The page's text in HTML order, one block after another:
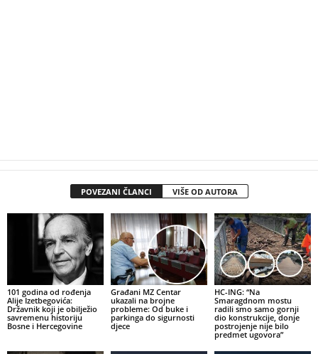
POVEZANI ČLANCI VIŠE OD AUTORA
101 godina od rođenja
Alije Izetbegovića:
Državnik koji je obilježio
savremenu historiju
Bosne i Hercegovine
Građani MZ Centar
ukazali na brojne
probleme: Od buke i
parkinga do sigurnosti
djece
HC-ING: “Na
Smaragdnom mostu
radili smo samo gornji
dio konstrukcije, donje
postrojenje nije bilo
predmet ugovora”